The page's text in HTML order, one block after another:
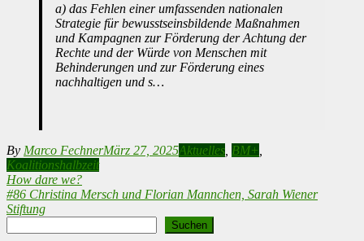
a) das Fehlen einer umfassenden nationalen
Strategie für bewusstseinsbildende Maßnahmen
und Kampagnen zur Förderung der Achtung der
Rechte und der Würde von Menschen mit
Behinderungen und zur Förderung eines
nachhaltigen und s…
By Marco FechnerMärz 27, 2025Aktuelles BM+
Koalitionshalbzeit
Beitragsnavigation
How dare we?
#86 Christina Mersch und Florian Mannchen, Sarah Wiener
Stiftung
Suchen